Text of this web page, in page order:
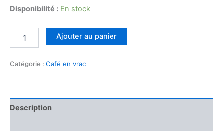
Disponibilité : En stock
El
*
Ajouter au panier
Catégorie : Café en vrac
Description